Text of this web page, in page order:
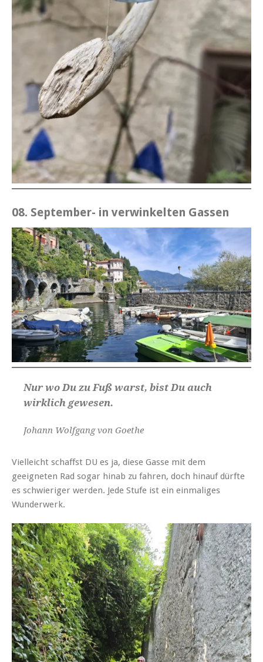
08. September- in verwinkelten Gassen
Nur wo Du zu Fuß warst, bist Du auch
wirklich gewesen.
Johann Wolfgang von Goethe
Vielleicht schaffst DU es ja, diese Gasse mit dem
geeigneten Rad sogar hinab zu fahren, doch hinauf dürfte
es schwieriger werden. Jede Stufe ist ein einmaliges
Wunderwerk.